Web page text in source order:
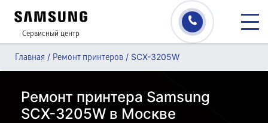
Сервисный центр
Главная / Ремонт принтеров / SCX-3205W
Ремонт принтера Samsung
SCX-3205W в Москве